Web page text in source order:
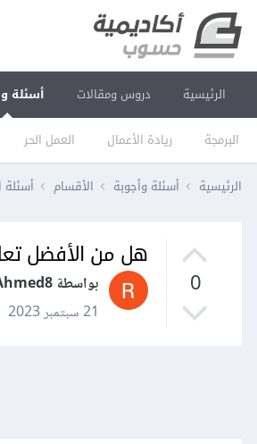
الرئيسية دروس ومقالات أسئلة
البرمجة ريادة الأعمال العمل الحر
الرئيسية أسئلة وأجوبة الأقسام أسئلة
0
هل من الأفضل
بواسطة Rahma Ahmed8
21 سبتمبر 2023